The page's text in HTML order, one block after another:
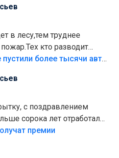
еще,видимо,часть
в лесу,тем труднее
кто разводит
штрафовать.Камер полно
В тольяттинский лес не пустили более тысячи автомобилей
с поздравлением
сорока лет отработали
премии